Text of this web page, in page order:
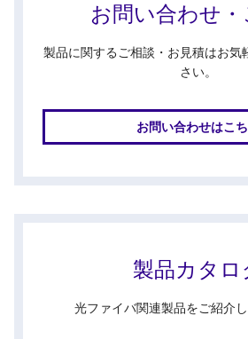
お問い合わせ・
製品に関するご相談・お見積はお気
さい。
お問い合わせはこ
製品カタロ
光ファイバ関連製品をご紹介し